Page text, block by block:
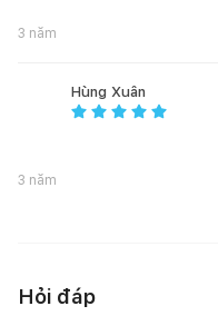
3 năm
Hùng Xuân
3 năm
Hỏi đáp